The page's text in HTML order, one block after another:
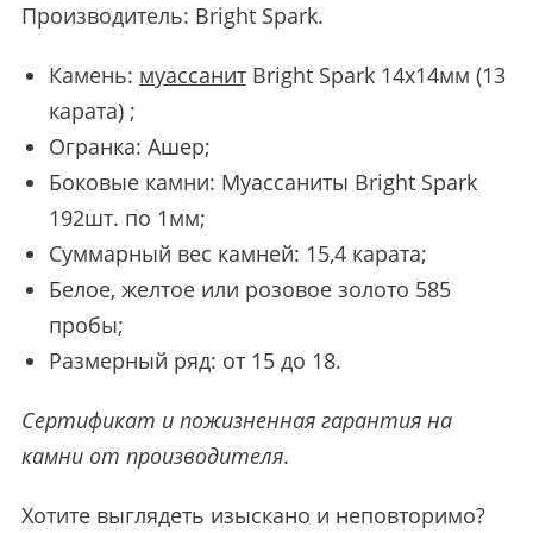
Производитель: Bright Spark.
Камень: муассанитBright Spark 14х14мм (13
карата) ;
Огранка: Ашер;
Боковые камни: Муассаниты Bright Spark
192шт. по 1мм;
Суммарный вес камней: 15,4 карата;
Белое, желтое или розовое золото 585
пробы;
Размерный ряд: от 15 до 18.
Сертификат и пожизненная гарантия на
камни от производителя.
Хотите выглядеть изыскано и неповторимо?